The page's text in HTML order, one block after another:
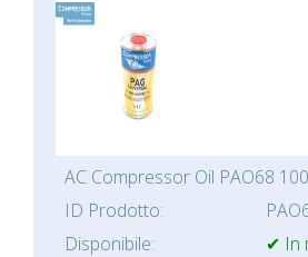
AC Compressor Oil PAO68
ID Prodotto:
Disponibile:
✔ In